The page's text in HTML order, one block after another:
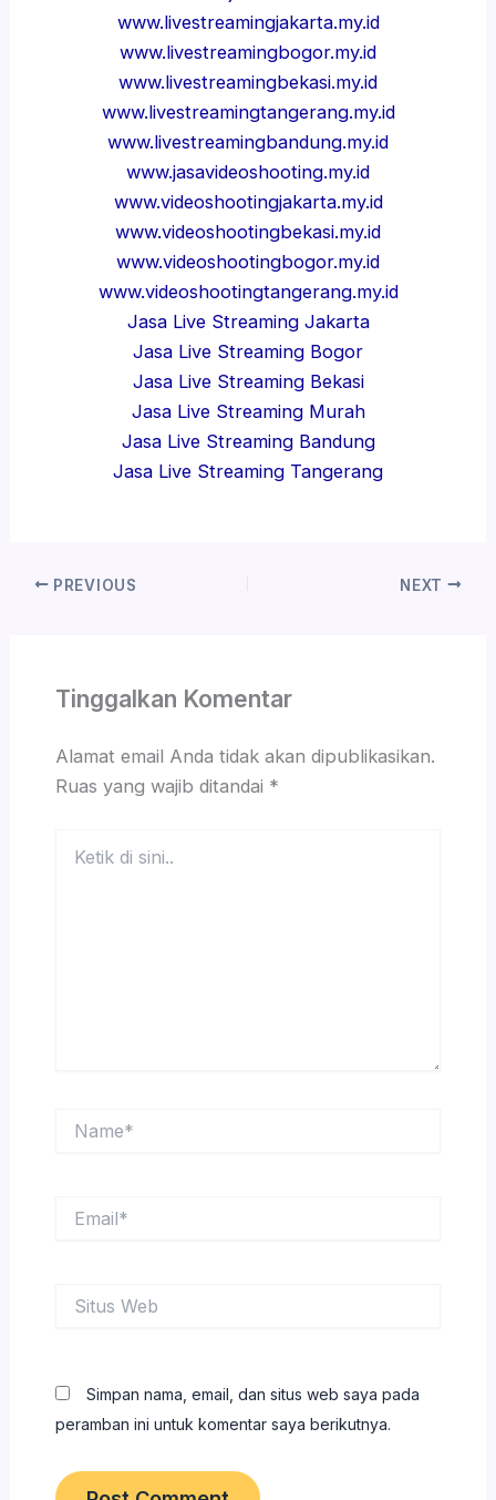
www.livestreamingjakarta.my.id
www.livestreamingbogor.my.id
www.livestreamingbekasi.my.id
www.livestreamingtangerang.my.id
www.livestreamingbandung.my.id
www.jasavideoshooting.my.id
www.videoshootingjakarta.my.id
www.videoshootingbekasi.my.id
www.videoshootingbogor.my.id
www.videoshootingtangerang.my.id
Jasa Live Streaming Jakarta
Jasa Live Streaming Bogor
Jasa Live Streaming Bekasi
Jasa Live Streaming Murah
Jasa Live Streaming Bandung
Jasa Live Streaming Tangerang
PREVIOUS NEXT
Tinggalkan Komentar
Alamat email Anda tidak akan dipublikasikan.
Ruas yang wajib ditandai *
Web
Simpan nama, email, dan situs web saya pada
peramban ini untuk komentar saya berikutnya.